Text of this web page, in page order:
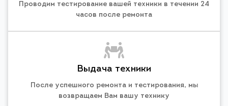
Проводим тестирование вашей техники в течении 24
часов после ремонта
Выдача техники
После успешного ремонта и тестирования, мы
возвращаем Вам вашу технику